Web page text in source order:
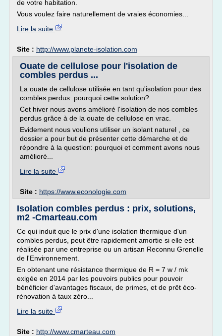
de votre habitation.
Vous voulez faire naturellement de vraies économies...
Lire la suite
Site : http://www.planete-isolation.com
Ouate de cellulose pour l'isolation de
combles perdus ...
La ouate de cellulose utilisée en tant qu'isolation pour des
combles perdus: pourquoi cette solution?
Cet hiver nous avons amélioré l'isolation de nos combles
perdus grâce à de la ouate de cellulose en vrac.
Evidement nous voulions utiliser un isolant naturel , ce
dossier a pour but de présenter cette démarche et de
répondre à la question: pourquoi et comment avons nous
amélioré...
Lire la suite
Site : https://www.econologie.com
Isolation combles perdus : prix, solutions,
m2 -Cmarteau.com
Ce qui induit que le prix d'une isolation thermique d'un
combles perdus, peut être rapidement amortie si elle est
réalisée par une entreprise ou un artisan Reconnu Grenelle
de l'Environnement.
En obtenant une résistance thermique de R = 7 w / mk
exigée en 2014 par les pouvoirs publics pour pouvoir
bénéficier d'avantages fiscaux, de primes, et de prêt éco-
rénovation à taux zéro...
Lire la suite
Site : http://www.cmarteau.com